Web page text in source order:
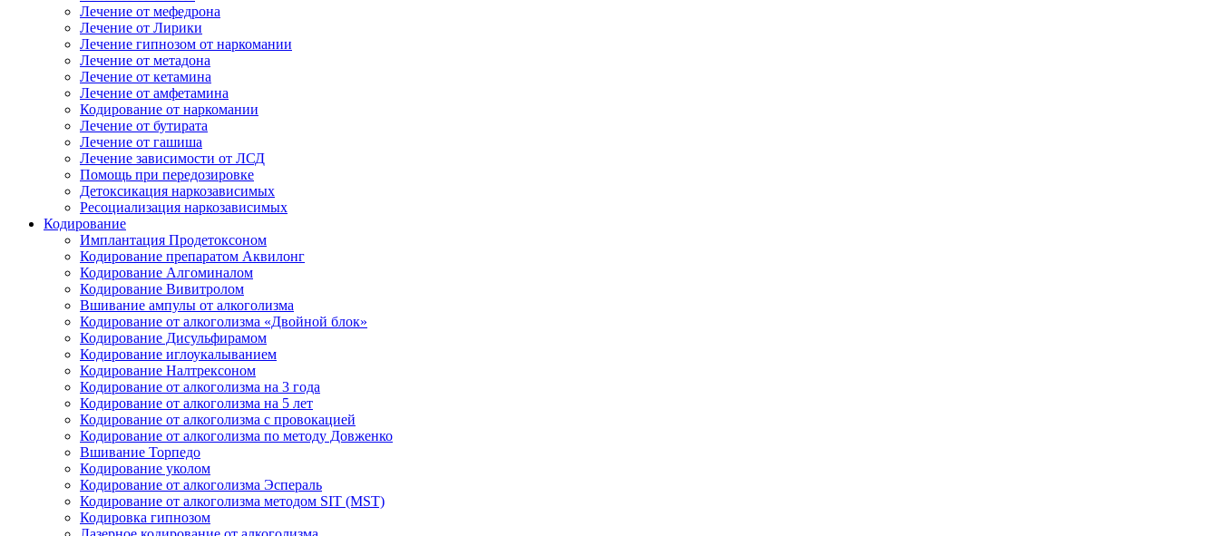
Лечение от мефедрона
Лечение от Лирики
Лечение гипнозом от наркомании
Лечение от метадона
Лечение от кетамина
Лечение от амфетамина
Кодирование от наркомании
Лечение от бутирата
Лечение от гашиша
Лечение зависимости от ЛСД
Помощь при передозировке
Детоксикация наркозависимых
Ресоциализация наркозависимых
Кодирование
Имплантация Продетоксоном
Кодирование препаратом Аквилонг
Кодирование Алгоминалом
Кодирование Вивитролом
Вшивание ампулы от алкоголизма
Кодирование от алкоголизма «Двойной блок»
Кодирование Дисульфирамом
Кодирование иглоукалыванием
Кодирование Налтрексоном
Кодирование от алкоголизма на 3 года
Кодирование от алкоголизма на 5 лет
Кодирование от алкоголизма с провокацией
Кодирование от алкоголизма по методу Довженко
Вшивание Торпедо
Кодирование уколом
Кодирование от алкоголизма Эспераль
Кодирование от алкоголизма методом SIT (MST)
Кодировка гипнозом